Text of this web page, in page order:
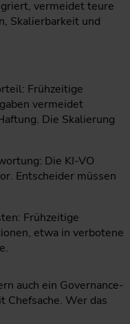
vermeidet teure
Skalierbarkeit und
Frühzeitige
vermeidet
Die Skalierung
Die KI-VO
Entscheider müssen
Frühzeitige
etwa in verbotene
auch ein Governance-
Chefsache. Wer das